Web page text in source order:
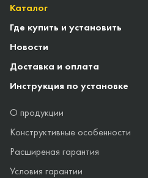
Каталог
Где купить и установить
Новости
Доставка и оплата
Инструкция по установке
О продукции
Конструктивные особенности
Расширеная гарантия
Условия гарантии